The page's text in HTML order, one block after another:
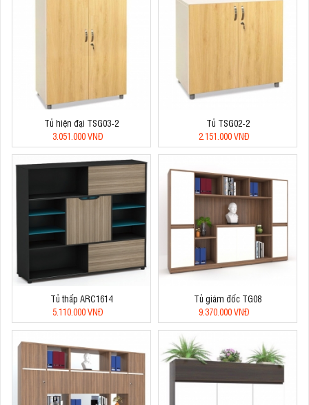
Tủ hiện đại TSG03-2
3.051.000 VNĐ
Tủ TSG02-2
2.151.000 VNĐ
Tủ thấp ARC1614
5.110.000 VNĐ
Tủ giám đốc TG08
9.370.000 VNĐ